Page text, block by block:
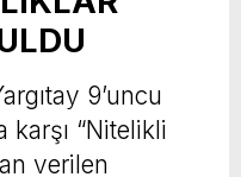
9’uncu
karşı “Nitelikli
verilen